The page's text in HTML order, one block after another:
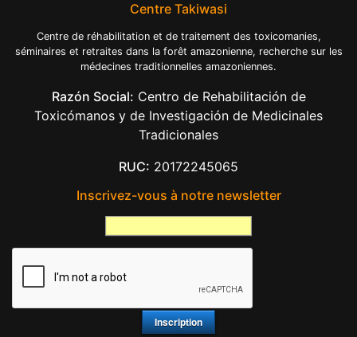
Centre Takiwasi
Centre de réhabilitation et de traitement des toxicomanies,
séminaires et retraites dans la forêt amazonienne, recherche sur les
médecines traditionnelles amazoniennes.
Razón Social: Centro de Rehabilitación de
Toxicómanos y de Investigación de Medicinales
Tradicionales
RUC: 20172245065
Inscrivez-vous à notre newsletter